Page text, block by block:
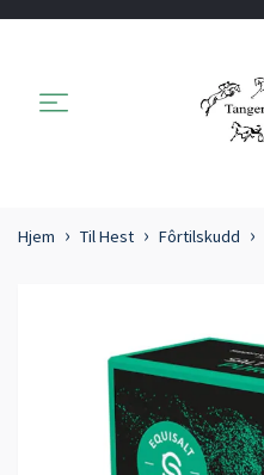
Hjem Til Hest Fôrtilskudd